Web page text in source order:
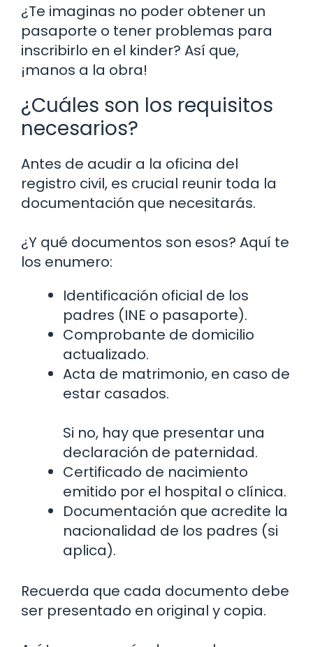
¿Te imaginas no poder obtener un
pasaporte o tener problemas para
inscribirlo en el kinder? Así que,
¡manos a la obra!
¿Cuáles son los requisitos
necesarios?
Antes de acudir a la oficina del
registro civil, es crucial reunir toda la
documentación que necesitarás.
¿Y qué documentos son esos? Aquí te
los enumero:
Identificación oficial de los
padres (INE o pasaporte).
Comprobante de domicilio
actualizado.
Acta de matrimonio, en caso de
estar casados.
Si no, hay que presentar una
declaración de paternidad.
Certificado de nacimiento
emitido por el hospital o clínica.
Documentación que acredite la
nacionalidad de los padres (si
aplica).
Recuerda que cada documento debe
ser presentado en original y copia.